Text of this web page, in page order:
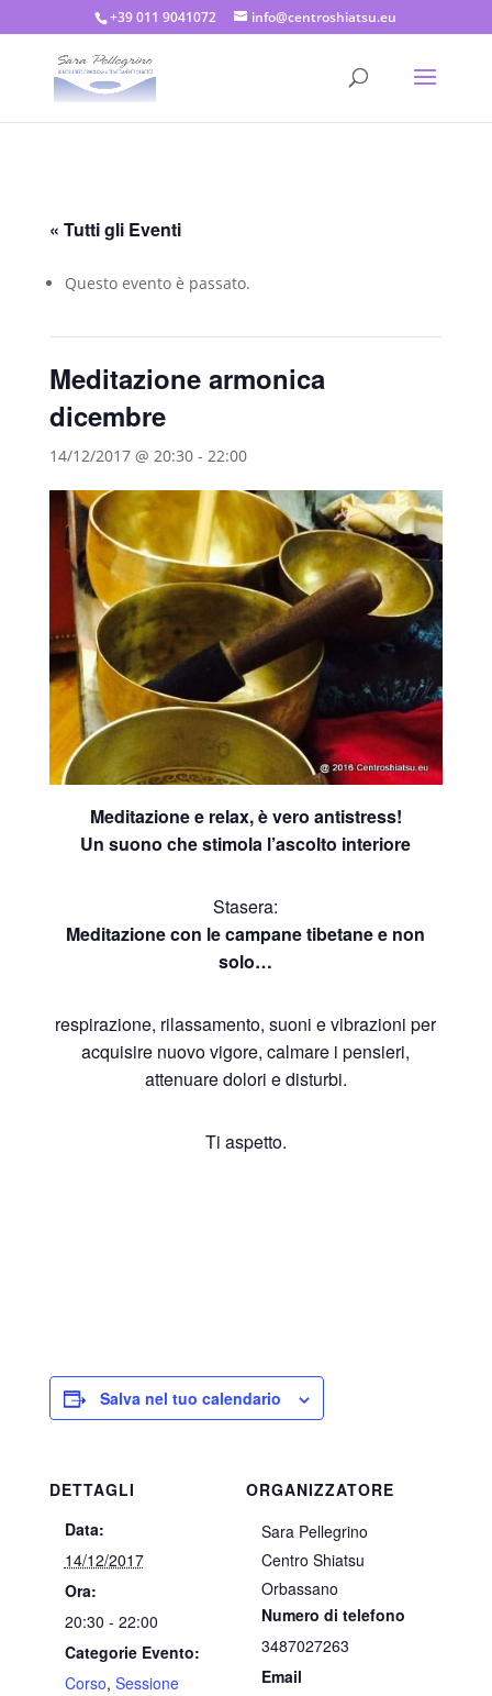
+39 011 9041072 info@centroshiatsu.eu
« Tutti gli Eventi
Questo evento è passato.
Meditazione armonica
dicembre
14/12/2017 @ 20:30- 22:00
Meditazione e relax, è vero antistress!
Un suono che stimola l’ascolto interiore
Stasera:
Meditazione con le campane tibetane e non
solo…
respirazione, rilassamento, suoni e vibrazioni per
acquisire nuovo vigore, calmare i pensieri,
attenuare dolori e disturbi.
Ti aspetto.
Salva nel tuo calendario
DETTAGLI
Data:
14/12/2017
Ora:
20:30 - 22:00
Categorie Evento:
Corso, Sessione
ORGANIZZATORE
Sara Pellegrino
Centro Shiatsu
Orbassano
Numero di telefono
3487027263
Email